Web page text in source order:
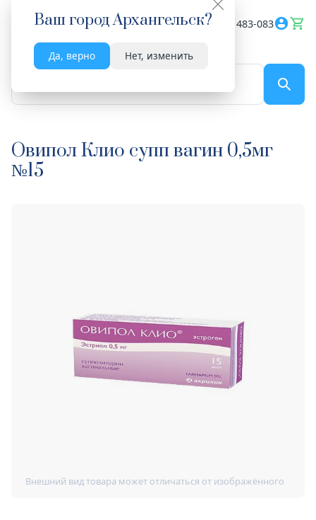
Ваш городАрхангельск?
Да, верно Нет, изменить
Весь сайт 8182 483-083
Овипол Клио супп вагин 0,5мг
№15